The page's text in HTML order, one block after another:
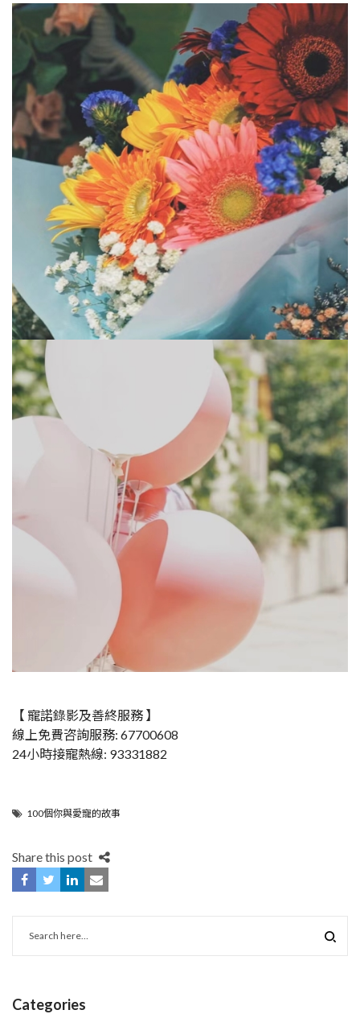
【 寵諾錄影及善終服務 】
線上免費咨詢服務: 67700608
24小時接寵熱線: 93331882
100個你與愛寵的故事
Share this post
Categories